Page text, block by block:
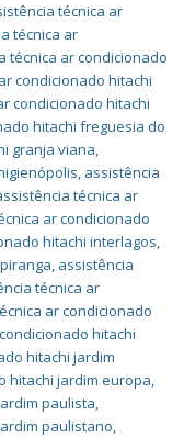
técnica ar
técnica ar
técnica ar condicionado
condicionado hitachi
condicionado hitachi
hitachi freguesia do
granja viana,
, assistência
técnica ar
ar condicionado
hitachi interlagos,
, assistência
técnica ar
ar condicionado
hitachi
hitachi jardim
hitachi jardim europa,
paulista,
paulistano,